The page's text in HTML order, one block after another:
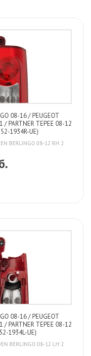
08-16 / PEUGEOT
/ PARTNER TEPEE 08-12
1934R-UE)
BERLINGO 08-12 RH 2
08-16 / PEUGEOT
/ PARTNER TEPEE 08-12
1934L-UE)
BERLINGO 08-12 LH 2